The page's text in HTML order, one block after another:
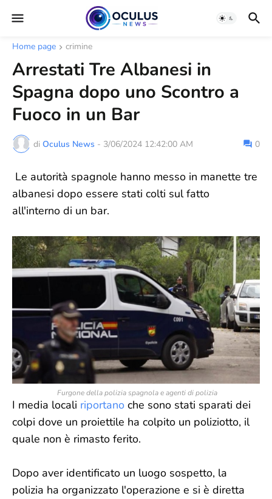
Home page crimine
Arrestati Tre Albanesi in
Spagna dopo uno Scontro a
Fuoco in un Bar
di Oculus News - 3/06/2024 12:42:00 AM 0
Le autorità spagnole hanno messo in manette tre
albanesi dopo essere stati colti sul fatto
all'interno di un bar.
Furgone della polizia spagnola e agenti di polizia
I media locali riportano che sono stati sparati dei
colpi dove un proiettile ha colpito un poliziotto, il
quale non è rimasto ferito.
Dopo aver identificato un luogo sospetto, la
polizia ha organizzato l'operazione e si è diretta